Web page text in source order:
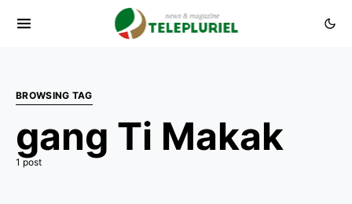
BROWSING TAG
gang Ti Makak
1 post